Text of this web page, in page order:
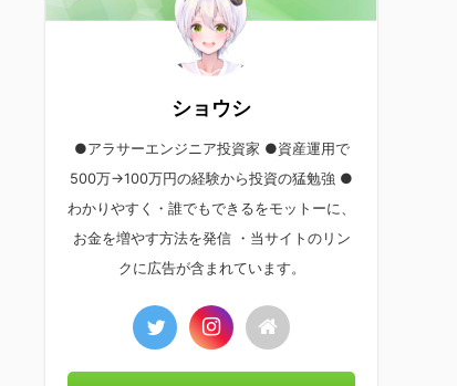
ショウシ
●アラサーエンジニア投資家 ●資産運用で
500万→100万円の経験から投資の猛勉強 ●
わかりやすく・誰でもできるをモットーに、
お金を増やす方法を発信 ・当サイトのリン
クに広告が含まれています。